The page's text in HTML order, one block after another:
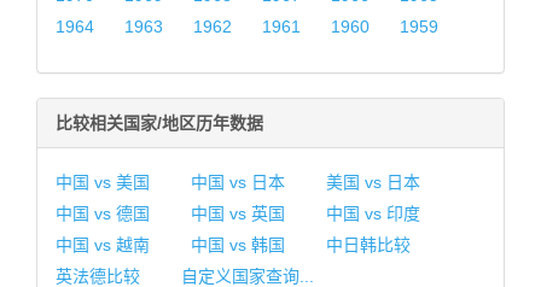
1964
1963 1962 1961 1960 1959
比较相关国家/地区历年数据
中国 vs 美国 中国 vs 日本
美国 vs 日本
中国 vs 德国
中国 vs 英国
中国 vs 印度
中国 vs 越南
中国 vs 韩国
中日韩比较
英法德比较
自定义国家查询...